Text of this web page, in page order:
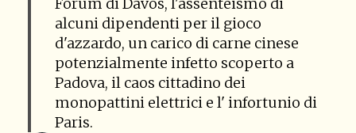
alcuni dipendenti per il gioco
d'azzardo, un carico di carne cinese
potenzialmente infetto scoperto a
Padova, il caos cittadino dei
monopattini elettrici e l' infortunio di
Paris.